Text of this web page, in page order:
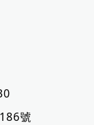
號